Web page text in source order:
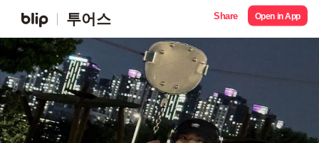
투어스 Share Open in App